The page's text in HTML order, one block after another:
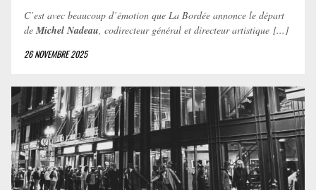
C’est avec beaucoup d’émotion que La Bordée annonce le départ
deMichel Nadeau, codirecteur général et directeur artistique [...]
26 NOVEMBRE 2025